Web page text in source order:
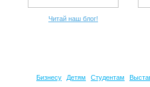
Читай наш блог!
Бизнесу Детям Студентам